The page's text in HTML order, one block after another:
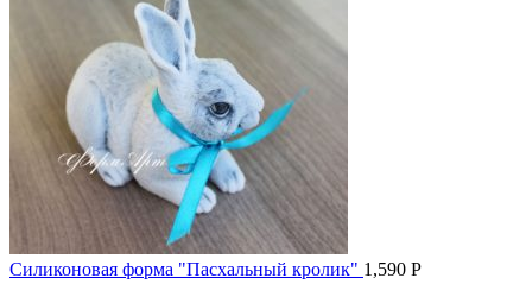
Силиконовая форма "Пасхальный кролик" 1,590 Р